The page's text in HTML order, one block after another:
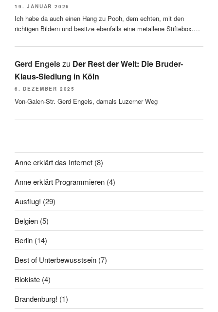
19. JANUAR 2026
Ich habe da auch einen Hang zu Pooh, dem echten, mit den
richtigen Bildern und besitze ebenfalls eine metallene Stiftebox.…
Gerd Engelszu Der Rest der Welt: Die Bruder-
Klaus-Siedlung in Köln
6. DEZEMBER 2025
Von-Galen-Str. Gerd Engels, damals Luzerner Weg
Anne erklärt das Internet (8)
Anne erklärt Programmieren (4)
Ausflug! (29)
Belgien (5)
Berlin (14)
Best of Unterbewusstsein (7)
Biokiste (4)
Brandenburg! (1)